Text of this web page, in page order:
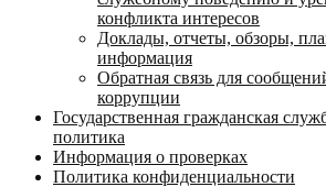
конфликта интересов
Доклады, отчеты, обзоры,
информация
Обратная связь для
коррупции
Государственная гражданская
политика
Информация о проверках
Политика конфиденциальности